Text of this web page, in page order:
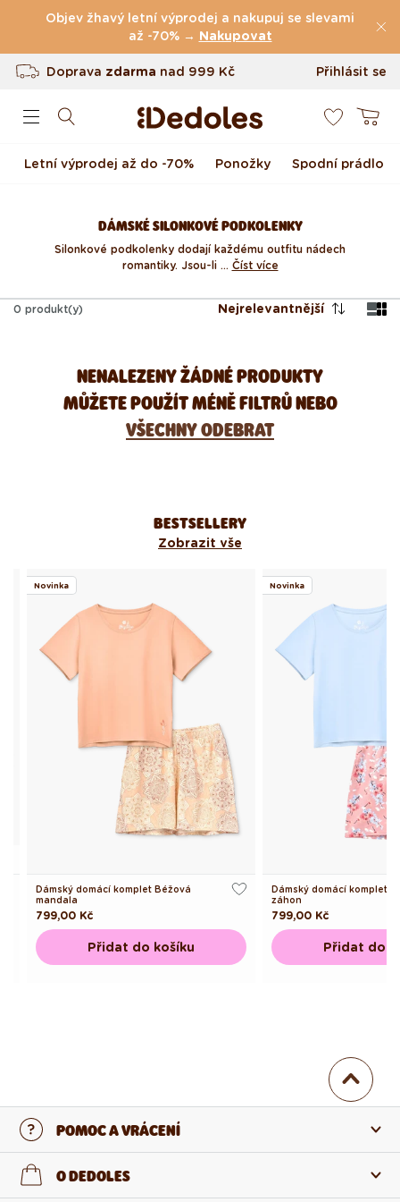
Přejít k obsahu
Objev žhavý letní výprodej a nakupuj se slevami
až -70% → Nakupovat
(49.079 Recenze)
Doprava zdarma nad 999 Kč
Vrácení až do 100 dnů
Přihlásit se
Košík
Letní výprodej až do -70% Ponožky Spodní prádlo
DÁMSKÉ SILONKOVÉ PODKOLENKY
Silonkové podkolenky dodají každému outfitu nádech
romantiky. Jsou-li ... Číst více
0 produkt(y) Nejrelevantnější
NENALEZENY ŽÁDNÉ PRODUKTY
MŮŽETE POUŽÍT MÉNĚ FILTRŮ NEBO
VŠECHNY ODEBRAT
BESTSELLERY
Zobrazit vše
Novinka
Dámský domácí komplet Béžová
mandala
Běžná
cena
799,00 Kč
Přidat do košíku
Novinka
Dámský domácí komplet
záhon
Běžná
cena
799,00 Kč
Přidat do
POMOC A VRÁCENÍ
Kontaktujte nás
O DEDOLES